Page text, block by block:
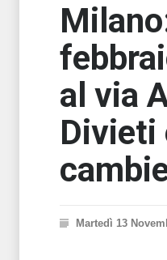
al via
Divieti
Martedì 13